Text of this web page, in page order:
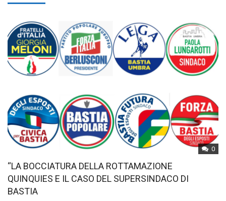
0
“LA BOCCIATURA DELLA ROTTAMAZIONE
QUINQUIES E IL CASO DEL SUPERSINDACO DI
BASTIA